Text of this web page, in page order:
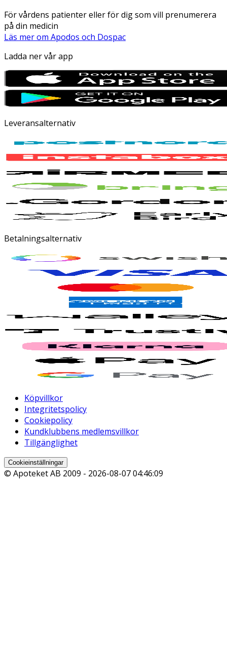
För vårdens patienter eller för dig som vill prenumerera
på din medicin
Läs mer om Apodos och Dospac
Ladda ner vår app
Leveransalternativ
Betalningsalternativ
Köpvillkor
Integritetspolicy
Cookiepolicy
Kundklubbens medlemsvillkor
Tillgänglighet
Cookieinställningar
© Apoteket AB 2009 - 2026-08-07 04:46:09